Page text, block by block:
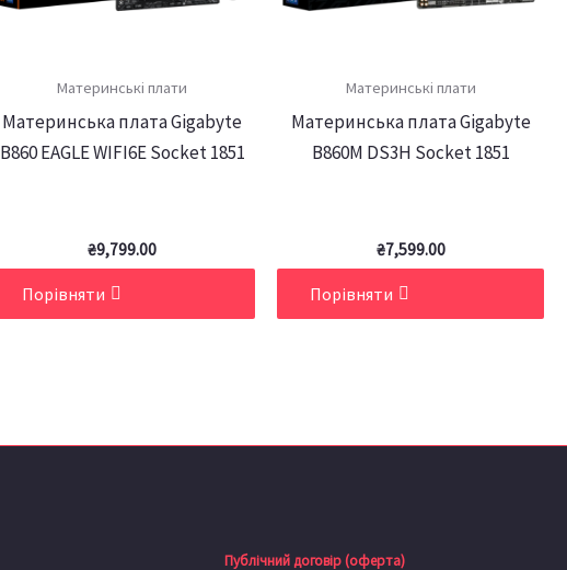
Материнські плати
Материнська плата Gigabyte
B860 EAGLE WIFI6E Socket 1851
₴9,799.00
Порівняти
Материнські плати
Материнська плата Gigabyte
B860M DS3H Socket 1851
₴7,599.00
Порівняти
Публічний договір (оферта)